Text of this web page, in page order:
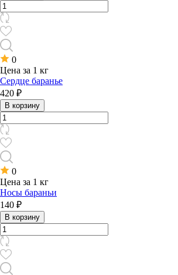
0
Цена за 1 кг
Сердце баранье
420 ₽
В корзину
0
Цена за 1 кг
Носы бараньи
140 ₽
В корзину